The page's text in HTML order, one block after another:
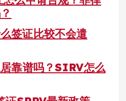
签证比较不会遣
靠谱吗？SIRV怎么